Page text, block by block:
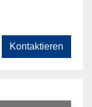
Kontaktieren